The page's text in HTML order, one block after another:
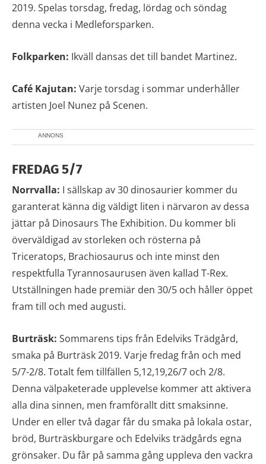
2019. Spelas torsdag, fredag, lördag och söndag
denna vecka i Medleforsparken.
Folkparken: Ikväll dansas det till bandet Martinez.
Café Kajutan: Varje torsdag i sommar underhåller
artisten Joel Nunez på Scenen.
ANNONS
FREDAG 5/7
Norrvalla: I sällskap av 30 dinosaurier kommer du
garanterat känna dig väldigt liten i närvaron av dessa
jättar på Dinosaurs The Exhibition. Du kommer bli
överväldigad av storleken och rösterna på
Triceratops, Brachiosaurus och inte minst den
respektfulla Tyrannosaurusen även kallad T-Rex.
Utställningen hade premiär den 30/5 och håller öppet
fram till och med augusti.
Burträsk: Sommarens tips från Edelviks Trädgård,
smaka på Burträsk 2019. Varje fredag från och med
5/7-2/8. Totalt fem tillfällen 5,12,19,26/7 och 2/8.
Denna välpaketerade upplevelse kommer att aktivera
alla dina sinnen, men framförallt ditt smaksinne.
Under en eller två dagar får du smaka på lokala ostar,
bröd, Burträskburgare och Edelviks trädgårds egna
grönsaker. Du får på samma gång uppleva den vackra